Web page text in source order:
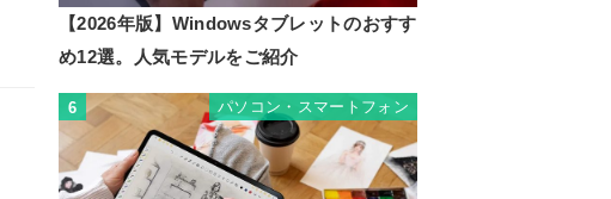
【2026年版】Windowsタブレットのおすす
め12選。人気モデルをご紹介
6 パソコン・スマートフォン